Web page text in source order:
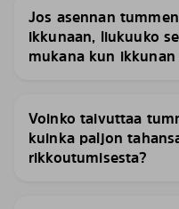
Jos asennan
ikkunaan, liukuuko
mukana kun ikkunan
Voinko taivuttaa
kuinka paljon
rikkoutumisesta?